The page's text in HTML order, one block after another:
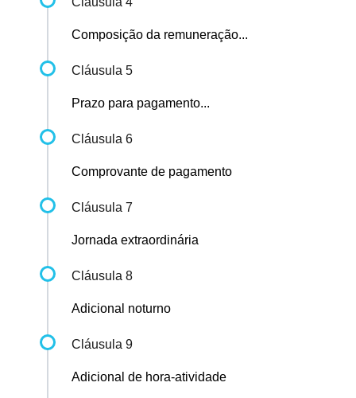
Composição da remuneração...
Cláusula 5
Prazo para pagamento...
Cláusula 6
Comprovante de pagamento
Cláusula 7
Jornada extraordinária
Cláusula 8
Adicional noturno
Cláusula 9
Adicional de hora-atividade